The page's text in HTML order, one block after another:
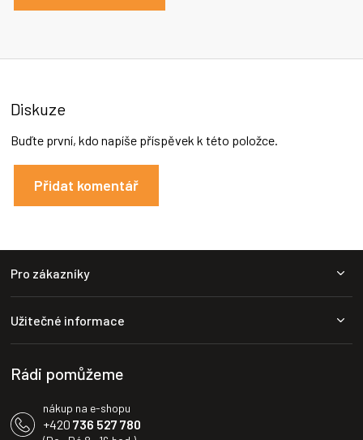
Diskuze
Buďte první, kdo napíše příspěvek k této položce.
Přidat komentář
Pro zákazníky
Užitečné informace
Rádi pomůžeme
nákup na e-shopu
+420 736 527 780